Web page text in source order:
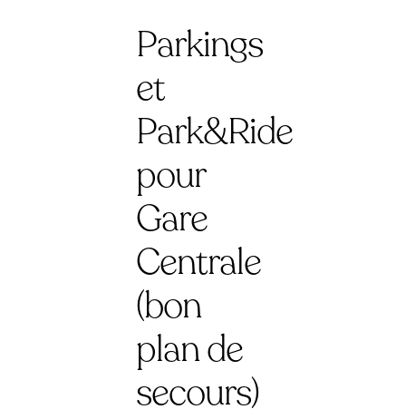
Parkings
et
Park&Ride
pour
Gare
Centrale
(bon
plan de
secours)